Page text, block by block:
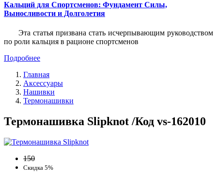
Кальций для Спортсменов: Фундамент Силы,
Выносливости и Долголетия
Эта статья призвана стать исчерпывающим руководством
по роли кальция в рационе спортсменов
Подробнее
Главная
Аксессуары
Нашивки
Термонашивки
Термонашивка Slipknot /Код vs-162010
150
Скидка 5%